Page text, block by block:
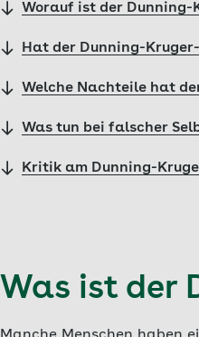
Worauf ist der Dunning-
Hat der Dunning-
Welche Nachteile hat
Was tun bei falscher
Kritik am Dunning-
Was ist der